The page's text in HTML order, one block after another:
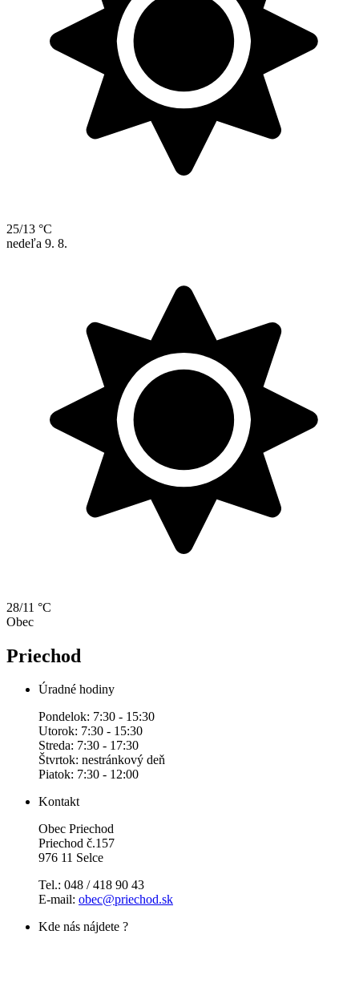
25/13 °C
nedeľa 9. 8.
28/11 °C
Obec
Priechod
Úradné hodiny
Pondelok: 7:30 - 15:30
Utorok: 7:30 - 15:30
Streda: 7:30 - 17:30
Štvrtok: nestránkový deň
Piatok: 7:30 - 12:00
Kontakt
Obec Priechod
Priechod č.157
976 11 Selce
Tel.: 048 / 418 90 43
E-mail: obec@priechod.sk
Kde nás nájdete ?